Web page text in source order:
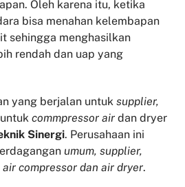
Oleh karena itu, ketika
bisa menahan kelembapan
sehingga menghasilkan
rendah dan uap yang
yang berjalan untuksupplier,
untukcommpressor air dan dryer
Sinergi. Perusahaan ini
umum, supplier,
air compressor dan air dryer.